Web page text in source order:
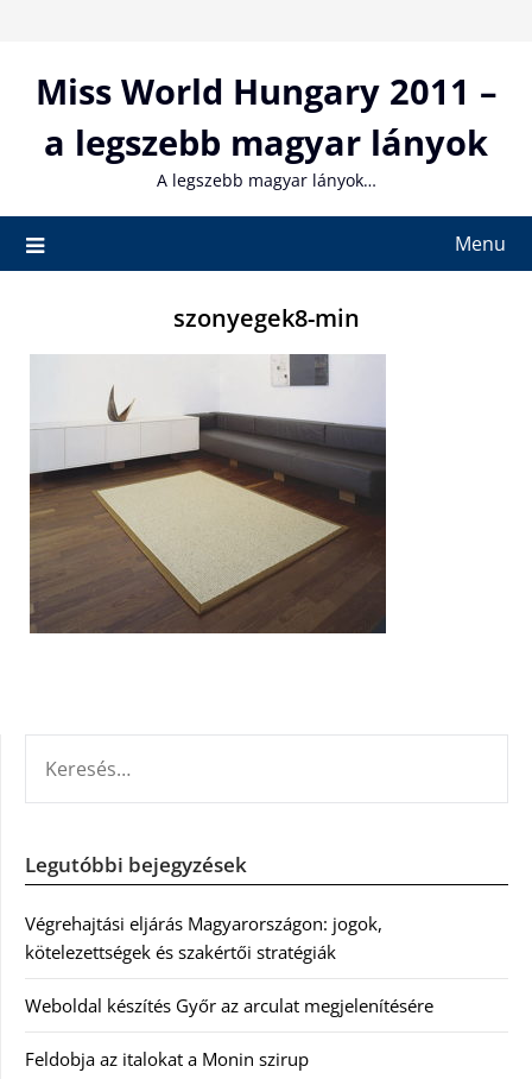
contentMiss World Hungary 2011 –
a legszebb magyar lányok
A legszebb magyar lányok…
Menu
szonyegek8-min
Legutóbbi bejegyzések
Végrehajtási eljárás Magyarországon: jogok,
kötelezettségek és szakértői stratégiák
Weboldal készítés Győr az arculat megjelenítésére
Feldobja az italokat a Monin szirup